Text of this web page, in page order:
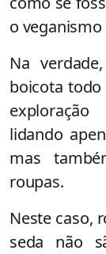
o
Na
boicota
lidando
mas
roupas.
Neste caso,
seda não